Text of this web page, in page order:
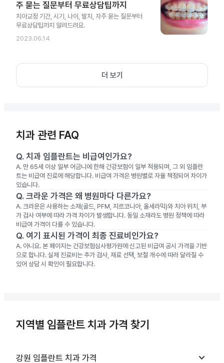
주 묻는 질문부터 무료상담팁까지
치아교정 기간, 시기, 나이, 발치, 자주 묻는 질문부터
무료상담팁까지 알려드려요.
2023.06.14
더 보기
치과 관련 FAQ
Q. 치과 임플란트는 비급여인가요?
A. 만 65세 이상 일부 어금니에 한해 건강보험이 일부 적용되며, 그 외 임플란
트는 비급여 진료에 해당합니다. 비급여 가격은 병원별로 자율 책정되어 차이가
있습니다.
Q. 크라운 가격은 왜 병원마다 다른가요?
A. 크라운은 사용하는 소재(골드, PFM, 지르코니아, 올세라믹)와 치아 위치, 부
가 검사 여부에 따라 가격 차이가 발생합니다. 동일 소재라도 병원 정책에 따라
비급여 가격이 다를 수 있습니다.
Q. 여기 표시된 가격이 최종 진료비인가요?
A. 아니요. 본 페이지는 건강보험심사평가원에 신고된 비급여 공시 가격을 기반
으로 합니다. 실제 진료비는 추가 검사, 재료 선택, 보철 개수에 따라 달라질 수
있어 상담 시 확인이 필요합니다.
지역별 임플란트 치과 가격 찾기
강원 임플란트 치과 가격 keyboard_arrow_down